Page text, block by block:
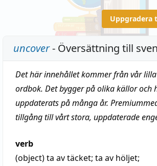
Uppgradera
uncover- Översättning till
Det här innehållet kommer från vår
ordbok. Det bygger på olika källor och
uppdaterats på många år.
tillgång till vårt stora, uppdaterade
verb
(object)ta av täcket; ta av höljet;